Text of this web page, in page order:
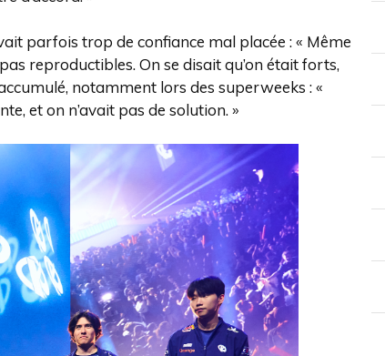
parfois trop de confiance mal placée : « Même
reproductibles. On se disait qu’on était forts,
notamment lors des superweeks : «
et on n’avait pas de solution. »